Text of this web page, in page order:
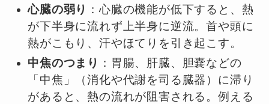
心臓の弱り
：心臓の機能が低下すると、熱
が下半身に流れず上半身に逆流。首や頭に
熱がこもり、汗やほてりを引き起こす。
中焦のつまり
：胃腸、肝臓、胆嚢などの
「中焦」（消化や代謝を司る臓器）に滞り
があると、熱の流れが阻害される。例える